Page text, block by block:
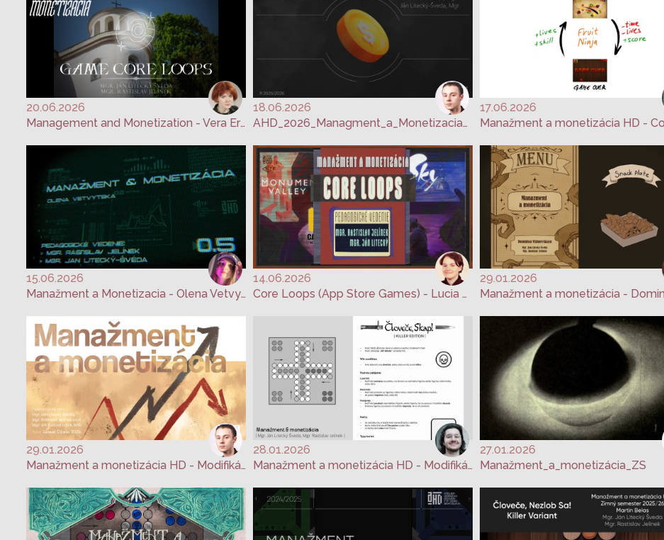
20.06.2026
Management and Monetization - Vera Eremeeva
18.06.2026
AHD_2026_Managment_a_Monetizacia_LS_Čižmár_Samuel
17.06.2026
15.06.2026
Manažment a Monetizacia - Olena Vetvytska
14.06.2026
Core Loops (App Store Games) - Lucia Pokrievková
29.01.2026
29.01.2026
Manažment a monetizácia HD - Modifikácia hry Človeče, nehnevaj sa!
28.01.2026
Manažment a monetizácia HD - Modifikácia hry Človeče, nehnevaj sa!
27.01.2026
Manažment_a_monetizácia_ZS